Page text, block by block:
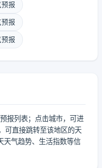
报
报
报
报列表；点击城市，可进
可直接跳转至该地区的天
天气趋势、生活指数等信